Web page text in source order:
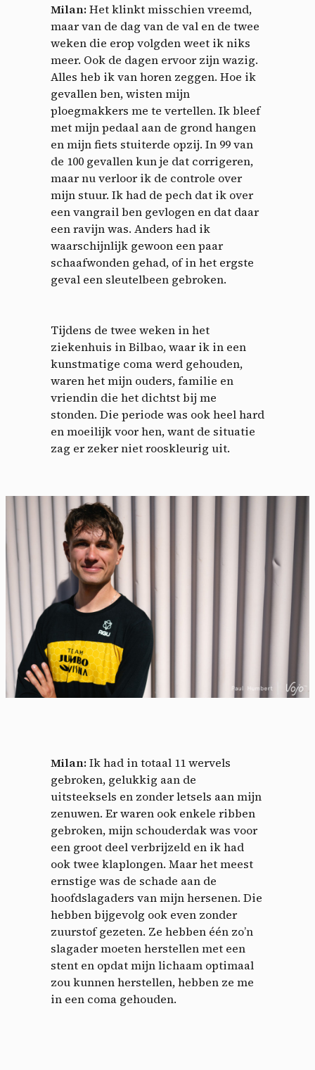
Milan:Het klinkt misschien vreemd,
maar van de dag van de val en de twee
weken die erop volgden weet ik niks
meer. Ook de dagen ervoor zijn wazig.
Alles heb ik van horen zeggen. Hoe ik
gevallen ben, wisten mijn
ploegmakkers me te vertellen. Ik bleef
met mijn pedaal aan de grond hangen
en mijn fiets stuiterde opzij. In 99 van
de 100 gevallen kun je dat corrigeren,
maar nu verloor ik de controle over
mijn stuur. Ik had de pech dat ik over
een vangrail ben gevlogen en dat daar
een ravijn was. Anders had ik
waarschijnlijk gewoon een paar
schaafwonden gehad, of in het ergste
geval een sleutelbeen gebroken.
Tijdens de twee weken in het
ziekenhuis in Bilbao, waar ik in een
kunstmatige coma werd gehouden,
waren het mijn ouders, familie en
vriendin die het dichtst bij me
stonden. Die periode was ook heel hard
en moeilijk voor hen, want de situatie
zag er zeker niet rooskleurig uit.
Milan:Ik had in totaal 11 wervels
gebroken, gelukkig aan de
uitsteeksels en zonder letsels aan mijn
zenuwen. Er waren ook enkele ribben
gebroken, mijn schouderdak was voor
een groot deel verbrijzeld en ik had
ook twee klaplongen. Maar het meest
ernstige was de schade aan de
hoofdslagaders van mijn hersenen. Die
hebben bijgevolg ook even zonder
zuurstof gezeten. Ze hebben één zo’n
slagader moeten herstellen met een
stent en opdat mijn lichaam optimaal
zou kunnen herstellen, hebben ze me
in een coma gehouden.